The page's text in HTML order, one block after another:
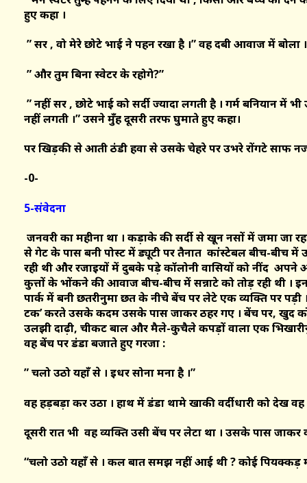
हुए कहा ।
” सर , वो मेरे छोटे भाई ने पहन रखा है ।” वह दबी आवाज में बोला ।
” और तुम बिना स्वेटर के रहोगे?”
” नहीं सर , छोटे भाई को सर्दी ज्यादा लगती है । गर्म बनियान में
नहीं लगती ।” उसने मुँह दूसरी तरफ घुमाते हुए कहा।
पर खिड़की से आती ठंडी हवा से उसके चेहरे पर उभरे रोंगटे साफ
-0-
5-संवेदना
जनवरी का महीना था । कड़ाके की सर्दी से खून नसों में जमा जा
से गेट के पास बनी पोस्ट में ड्यूटी पर तैनात कांस्टेबल बीच-बीच में
रही थी और रजाइयों में दुबके पड़े कॉलोनी वासियों को नींद
कुत्तों के भोंकने की आवाज बीच-बीच में सन्नाटे को तोड़ रही थी ।
पार्क में बनी छतरीनुमा छत के नीचे बेंच पर लेटे एक व्यक्ति पर
टक’ करते उसके कदम उसके पास जाकर ठहर गए । बेंच पर, खुद
उलझी दाढ़ी, चीकट बाल और मैले-कुचैले कपड़ों वाला एक
वह बेंच पर डंडा बजाते हुए गरजा :
” चलो उठो यहाँ से । इधर सोना मना है ।”
वह हड़बड़ा कर उठा । हाथ में डंडा थामे खाकी वर्दीधारी को देख
दूसरी रात भी वह व्यक्ति उसी बेंच पर लेटा था । उसके पास
“चलो उठो यहाँ से । कल बात समझ नहीं आई थी ? कोई पियक्कड़